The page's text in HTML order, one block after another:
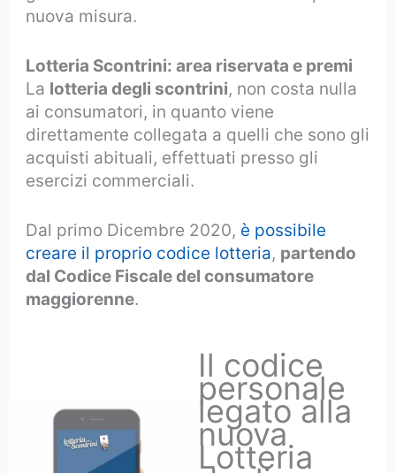
nuova misura.
Lotteria Scontrini: area riservata e premi
La lotteria degli scontrini, non costa nulla
ai consumatori, in quanto viene
direttamente collegata a quelli che sono gli
acquisti abituali, effettuati presso gli
esercizi commerciali.
Dal primo Dicembre 2020, è possibile
creare il proprio codice lotteria, partendo
dal Codice Fiscale del consumatore
maggiorenne.
Il codice
personale
legato alla
nuova
Lotteria